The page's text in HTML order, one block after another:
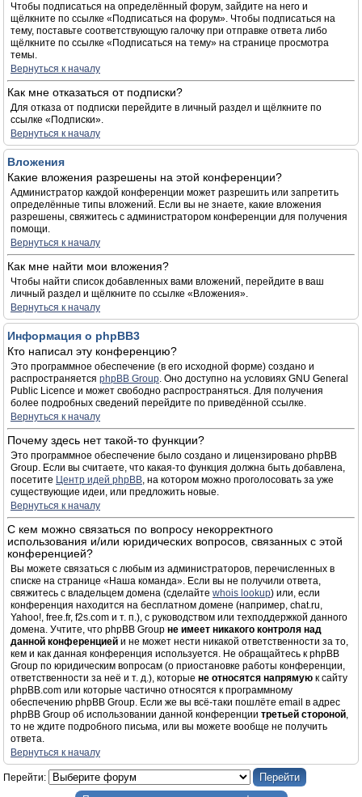
Чтобы подписаться на определённый форум, зайдите на него и
щёлкните по ссылке «Подписаться на форум». Чтобы подписаться на
тему, поставьте соответствующую галочку при отправке ответа либо
щёлкните по ссылке «Подписаться на тему» на странице просмотра
темы.
Вернуться к началу
Как мне отказаться от подписки?
Для отказа от подписки перейдите в личный раздел и щёлкните по
ссылке «Подписки».
Вернуться к началу
Вложения
Какие вложения разрешены на этой конференции?
Администратор каждой конференции может разрешить или запретить
определённые типы вложений. Если вы не знаете, какие вложения
разрешены, свяжитесь с администратором конференции для получения
помощи.
Вернуться к началу
Как мне найти мои вложения?
Чтобы найти список добавленных вами вложений, перейдите в ваш
личный раздел и щёлкните по ссылке «Вложения».
Вернуться к началу
Информация о phpBB3
Кто написал эту конференцию?
Это программное обеспечение (в его исходной форме) создано и
распространяется phpBB Group. Оно доступно на условиях GNU General
Public Licence и может свободно распространяться. Для получения
более подробных сведений перейдите по приведённой ссылке.
Вернуться к началу
Почему здесь нет такой-то функции?
Это программное обеспечение было создано и лицензировано phpBB
Group. Если вы считаете, что какая-то функция должна быть добавлена,
посетите Центр идей phpBB, на котором можно проголосовать за уже
существующие идеи, или предложить новые.
Вернуться к началу
С кем можно связаться по вопросу некорректного
использования и/или юридических вопросов, связанных с этой
конференцией?
Вы можете связаться с любым из администраторов, перечисленных в
списке на странице «Наша команда». Если вы не получили ответа,
свяжитесь с владельцем домена (сделайте whois lookup) или, если
конференция находится на бесплатном домене (например, chat.ru,
Yahoo!, free.fr, f2s.com и т. п.), с руководством или техподдержкой данного
домена. Учтите, что phpBB Group не имеет никакого контроля над
данной конференцией и не может нести никакой ответственности за то,
кем и как данная конференция используется. Не обращайтесь к phpBB
Group по юридическим вопросам (о приостановке работы конференции,
ответственности за неё и т. д.), которые не относятся напрямую к сайту
phpBB.com или которые частично относятся к программному
обеспечению phpBB Group. Если же вы всё-таки пошлёте email в адрес
phpBB Group об использовании данной конференции третьей стороной,
то не ждите подробного письма, или вы можете вообще не получить
ответа.
Вернуться к началу
Перейти: